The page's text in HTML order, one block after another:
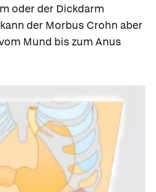
oder der Dickdarm
der Morbus Crohn aber
Mund bis zum Anus